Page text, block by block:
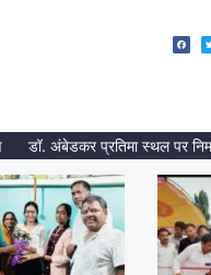
डॉ. अंबेडकर प्रतिमा स्थल पर